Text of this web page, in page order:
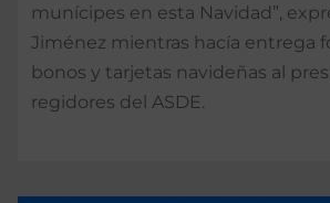
munícipes en esta Navidad”,
Jiménez mientras hacía entrega
bonos y tarjetas navideñas al
regidores del ASDE.